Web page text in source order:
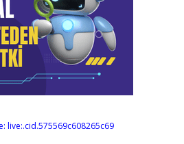
live:.cid.575569c608265c69